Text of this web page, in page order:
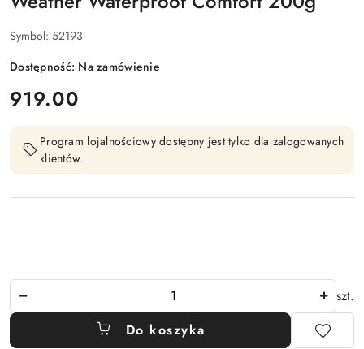
Symbol: 52193
Dostępność: Na zamówienie
cena:
919.00
Program lojalnościowy dostępny jest tylko dla zalogowanych
klientów.
szt.
Do koszyka